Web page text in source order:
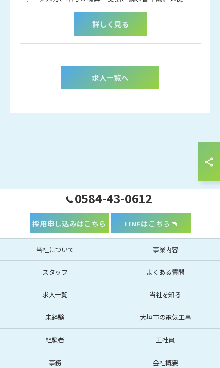
詳しく見る
求人一覧へ
0584-43-0612
採用申し込みはこちら LINEはこちら
当社について 事業内容
スタッフ よくある質問
求人一覧 当社を知る
未経験 大垣市の電気工事
経験者 正社員
事務 会社概要